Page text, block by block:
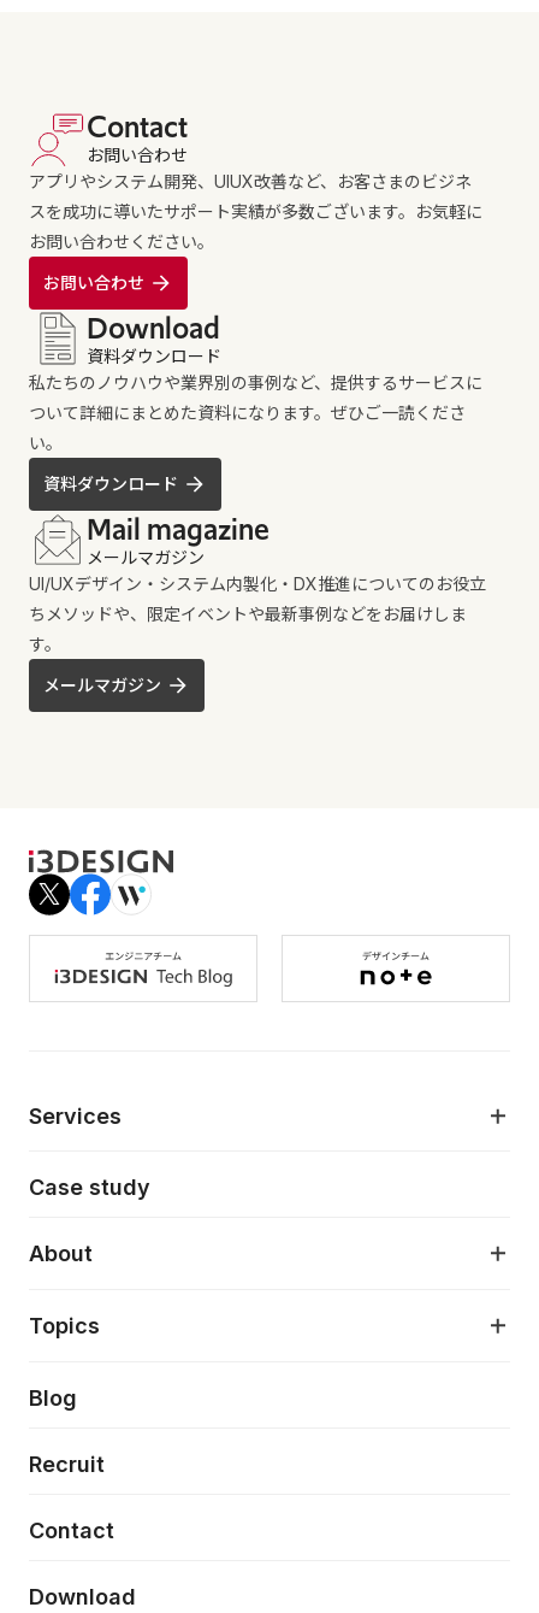
Contact
お問い合わせ
アプリやシステム開発、UIUX改善など、お客さまのビジネ
スを成功に導いたサポート実績が多数ございます。お気軽に
お問い合わせください。
お問い合わせ
Download
資料ダウンロード
私たちのノウハウや業界別の事例など、提供するサービスに
ついて詳細にまとめた資料になります。ぜひご一読くださ
い。
資料ダウンロード
Mail magazine
メールマガジン
UI/UXデザイン・システム内製化・DX推進についてのお役立
ちメソッドや、限定イベントや最新事例などをお届けしま
す。
メールマガジン
Services
AI駆動開発支援
モダナイゼーション
特徴量エンジニアリングと生成AI
デザインシステム構築支援
フロントエンド開発
Case study
About
About
当社が目指しているもの
Topics
Press release
News
Event/Seminer
Blog
Recruit
Contact
Download